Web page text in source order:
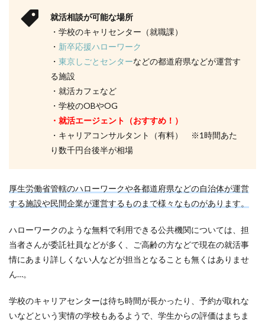
就活相談が可能な場所
・学校のキャリセンター（就職課）
・ 新卒応援ハローワーク
・ 東京しごとセンターなどの都道府県などが運営す
る施設
・就活カフェなど
・学校のOBやOG
・就活エージェント（おすすめ！）
・キャリアコンサルタント（有料） ※1時間あた
り数千円台後半が相場
厚生労働省管轄のハローワークや各都道府県などの自治体が運営
する施設や民間企業が運営するものまで様々なものがあります。
ハローワークのような無料で利用できる公共機関については、担
当者さんが委託社員などが多く、ご高齢の方などで現在の就活事
情にあまり詳しくない人などが担当となることも無くはありませ
ん…。
学校のキャリアセンターは待ち時間が長かったり、予約が取れな
いなどという実情の学校もあるようで、学生からの評価はまちま